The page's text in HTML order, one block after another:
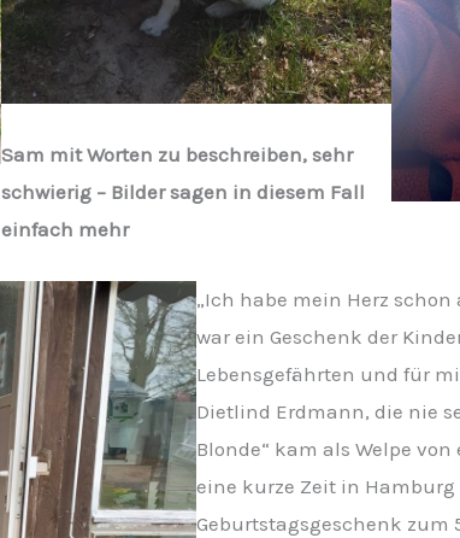
Sam mit Worten zu beschreiben, sehr
schwierig – Bilder sagen in diesem Fall
einfach mehr
„Ich habe mein Herz
war ein Geschenk der
Lebensgefährten und für
Dietlind Erdmann, die nie
Blonde“ kam als Welpe
eine kurze Zeit in
Geburtstagsgeschenk zum